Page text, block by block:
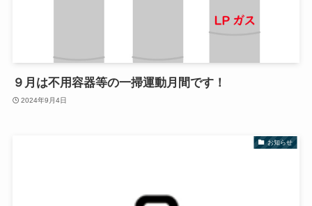
９月は不用容器等の一掃運動月間です！
2024年9月4日
お知らせ